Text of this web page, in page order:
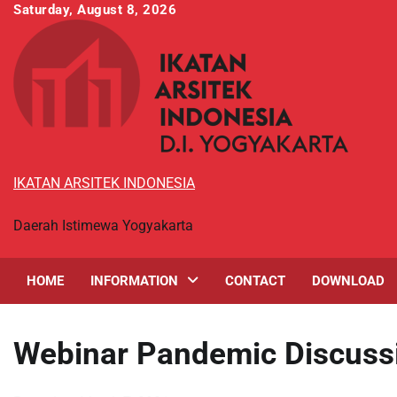
Skip
content
Saturday, August 8, 2026
IKATAN ARSITEK INDONESIA
Daerah Istimewa Yogyakarta
HOME INFORMATION CONTACT DOWNLOAD
Webinar Pandemic